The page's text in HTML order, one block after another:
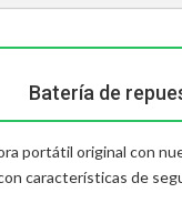
Batería de
portátil original con
características de